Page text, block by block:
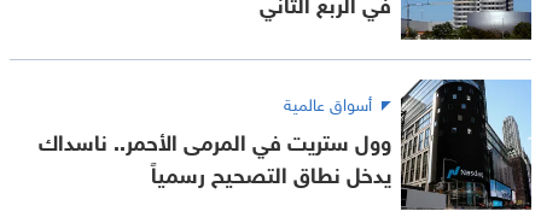
أسواق عالمية
وول ستريت في المرمى الأحمر.. ناسداك
يدخل نطاق التصحيح رسمياً